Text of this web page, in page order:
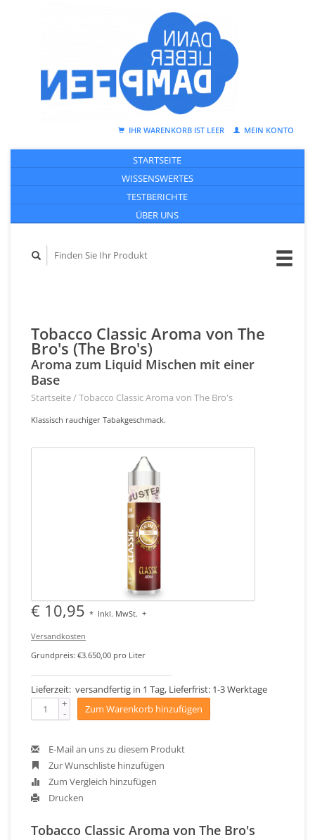
IHR WARENKORB IST LEER MEIN KONTO
STARTSEITE
WISSENSWERTES
TESTBERICHTE
ÜBER UNS
Tobacco Classic Aroma von The
Bro's (The Bro's)
Aroma zum Liquid Mischen mit einer
Base
Startseite/Tobacco Classic Aroma von The Bro's
Klassisch rauchiger Tabakgeschmack.
€ 10,95 * Inkl. MwSt. +
Versandkosten
Grundpreis: €3.650,00 pro Liter
Lieferzeit: versandfertig in 1 Tag, Lieferfrist: 1-3 Werktage
+
- Zum Warenkorb hinzufügen
E-Mail an uns zu diesem Produkt
Zur Wunschliste hinzufügen
Zum Vergleich hinzufügen
Drucken
Tobacco Classic Aroma von The Bro's